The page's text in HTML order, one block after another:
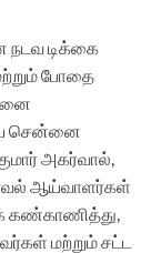
நடவ டிக்கை
போதை
னை
சென்னை
அகர்வால்,
ஆய்வாளர்கள்
கண்காணித்து,
மற்றும் சட்ட